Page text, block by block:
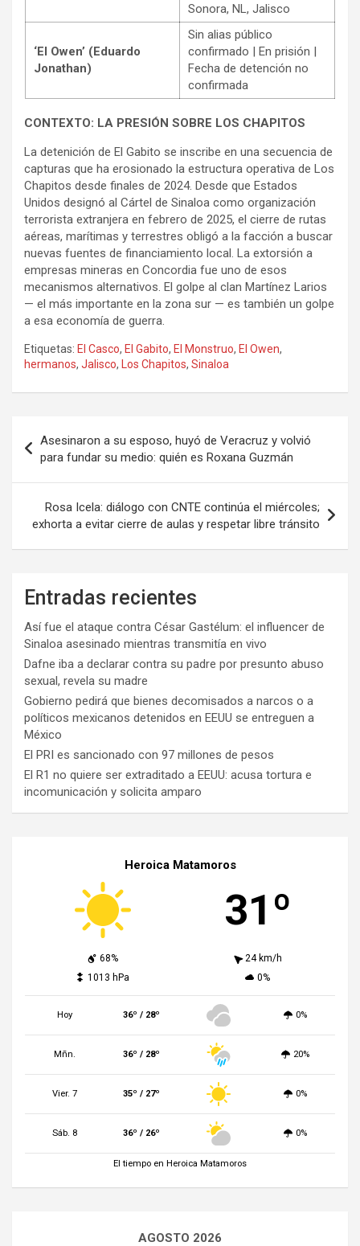
Sonora, NL, Jalisco
‘El Owen’ (Eduardo
Jonathan)
Sin alias público
confirmado | En prisión |
Fecha de detención no
confirmada
CONTEXTO: LA PRESIÓN SOBRE LOS CHAPITOS
La detenición de El Gabito se inscribe en una secuencia de
capturas que ha erosionado la estructura operativa de Los
Chapitos desde finales de 2024. Desde que Estados
Unidos designó al Cártel de Sinaloa como organización
terrorista extranjera en febrero de 2025, el cierre de rutas
aéreas, marítimas y terrestres obligó a la facción a buscar
nuevas fuentes de financiamiento local. La extorsión a
empresas mineras en Concordia fue uno de esos
mecanismos alternativos. El golpe al clan Martínez Larios
— el más importante en la zona sur — es también un golpe
a esa economía de guerra.
Etiquetas: El Casco, El Gabito, El Monstruo, El Owen,
hermanos, Jalisco, Los Chapitos, Sinaloa
de
entradas
Asesinaron a su esposo, huyó de Veracruz y volvió
para fundar su medio: quién es Roxana Guzmán
Rosa Icela: diálogo con CNTE continúa el miércoles;
exhorta a evitar cierre de aulas y respetar libre tránsito
Entradas recientes
Así fue el ataque contra César Gastélum: el influencer de
Sinaloa asesinado mientras transmitía en vivo
Dafne iba a declarar contra su padre por presunto abuso
sexual, revela su madre
Gobierno pedirá que bienes decomisados a narcos o a
políticos mexicanos detenidos en EEUU se entreguen a
México
El PRI es sancionado con 97 millones de pesos
El R1 no quiere ser extraditado a EEUU: acusa tortura e
incomunicación y solicita amparo
Heroica Matamoros
31º
68%
24 km/h
1013 hPa
0%
Hoy 36º / 28º 0%
Mñn. 36º / 28º 20%
Vier. 7 35º / 27º 0%
Sáb. 8 36º / 26º 0%
El tiempo en Heroica Matamoros
AGOSTO 2026